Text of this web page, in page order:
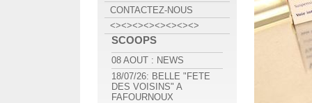
CONTACTEZ-NOUS
<><><><><><><><>
SCOOPS
08 AOUT : NEWS
18/07/26: BELLE "FETE
DES VOISINS" A
FAFOURNOUX